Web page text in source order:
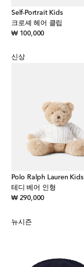
Self-Portrait Kids
크로셰 헤어 클립
₩ 100,000original price
신상
Polo Ralph Lauren Kids
테디 베어 인형
₩ 290,000original price
뉴시즌